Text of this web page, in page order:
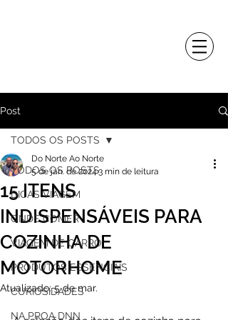
Post
TODOS OS POSTS
DICAS VIAGEM
ONDE COMER
VIAGEM DE CARRO
PRODUTOS ESSENCIAIS
CURIOSIDADES
NA PROA DNN
TODOS OS POSTS
15 ITENS
INDISPENSÁVEIS PARA
COZINHA DE
MOTORHOME
Do Norte Ao Norte
5 de jan. de 20243 min de leitura
Atualizado:5 de mar.